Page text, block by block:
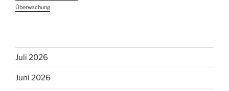
Überwachung
Juli 2026
Juni 2026